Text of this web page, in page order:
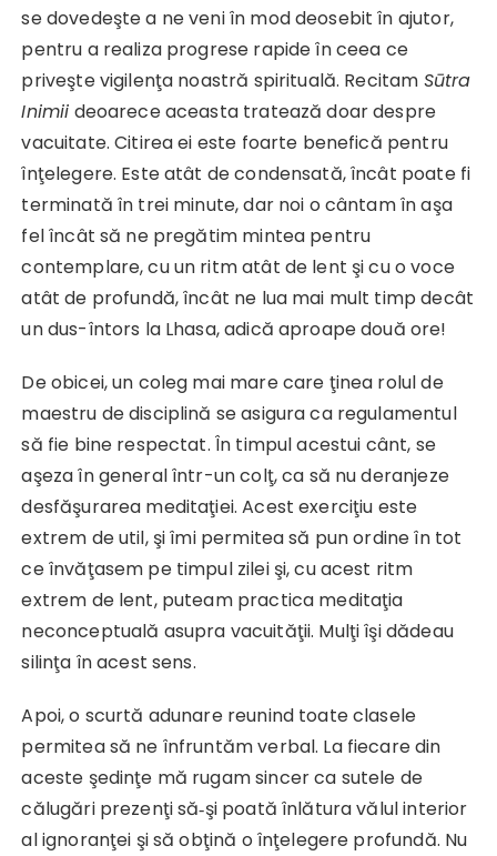
se dovedeşte a ne veni în mod deosebit în ajutor,
pentru a realiza progrese rapide în ceea ce
priveşte vigilenţa noastră spirituală. Recitam Sūtra
Inimii deoarece aceasta tratează doar despre
vacuitate. Citirea ei este foarte benefică pentru
înţelegere. Este atât de condensată, încât poate fi
terminată în trei minute, dar noi o cântam în aşa
fel încât să ne pregătim mintea pentru
contemplare, cu un ritm atât de lent şi cu o voce
atât de profundă, încât ne lua mai mult timp decât
un dus-întors la Lhasa, adică aproape două ore!
De obicei, un coleg mai mare care ţinea rolul de
maestru de disciplină se asigura ca regulamentul
să fie bine respectat. În timpul acestui cânt, se
aşeza în general într-un colţ, ca să nu deranjeze
desfăşurarea meditaţiei. Acest exerciţiu este
extrem de util, şi îmi permitea să pun ordine în tot
ce învăţasem pe timpul zilei şi, cu acest ritm
extrem de lent, puteam practica meditaţia
neconceptuală asupra vacuităţii. Mulţi îşi dădeau
silinţa în acest sens.
Apoi, o scurtă adunare reunind toate clasele
permitea să ne înfruntăm verbal. La fiecare din
aceste şedinţe mă rugam sincer ca sutele de
călugări prezenţi să‑şi poată înlătura vălul interior
al ignoranţei şi să obţină o înţelegere profundă. Nu